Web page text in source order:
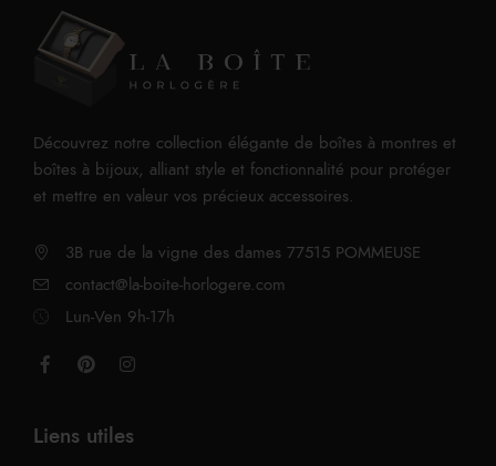
Découvrez notre collection élégante de boîtes à montres et
boîtes à bijoux, alliant style et fonctionnalité pour protéger
et mettre en valeur vos précieux accessoires.
3B rue de la vigne des dames 77515 POMMEUSE
contact@la-boite-horlogere.com
Lun-Ven 9h-17h
Liens utiles